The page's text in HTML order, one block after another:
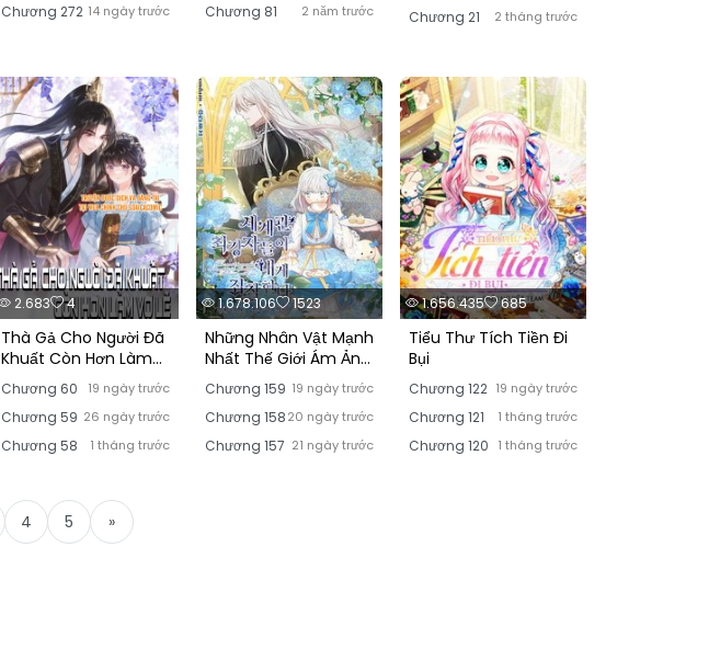
Chương 272 14 ngày trước Chương 81 2 năm trước Chương 21 2 tháng trước
2.683 4
Thà Gả Cho Người Đã
Khuất Còn Hơn Làm
Vợ Lẽ
Chương 60 19 ngày trước
Chương 59 26 ngày trước
Chương 58 1 tháng trước
1.678.106 1523
Những Nhân Vật Mạnh
Nhất Thế Giới Ám Ảnh
Tôi
Chương 159 19 ngày trước
Chương 15820 ngày trước
Chương 157 21 ngày trước
1.656.435 685
Tiểu Thư Tích Tiền Đi
Bụi
Chương 122 19 ngày trước
Chương 121 1 tháng trước
Chương 120 1 tháng trước
4 5 »